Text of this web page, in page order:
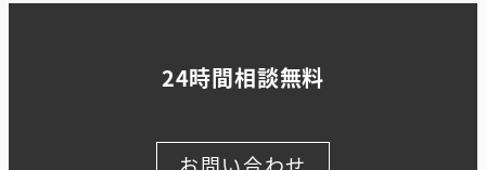
24時間相談無料